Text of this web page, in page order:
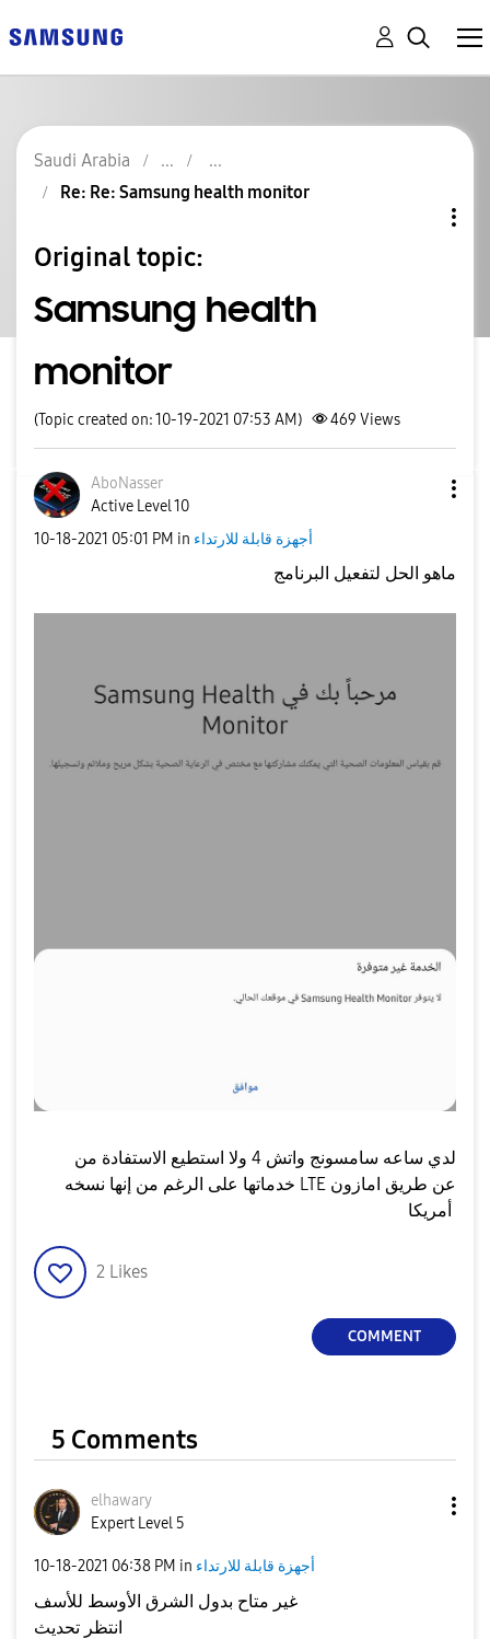
Saudi Arabia
Re: Re: Samsung health monitor
Original topic:
Samsung health
monitor
(Topic created on: 10-19-2021 07:53 AM) 469 Views
AboNasser
Active Level 10
‎10-18-2021 05:01 PM in أجهزة قابلة للارتداء
ماهو الحل لتفعيل البرنامج
لدي ساعه سامسونج واتش 4 ولا استطيع الاستفادة من
خدماتها على الرغم من إنها نسخه LTE عن طريق امازون
2 Likes
COMMENT
5 Comments
elhawary
Expert Level 5
‎10-18-2021 06:38 PM in أجهزة قابلة للارتداء
غير متاح بدول الشرق الأوسط للأسف
انتظر تحديث